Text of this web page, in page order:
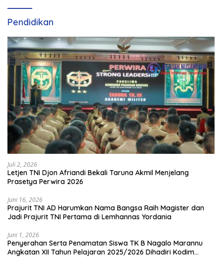
Pendidikan
Juli 2, 2026
Letjen TNI Djon Afriandi Bekali Taruna Akmil Menjelang
Prasetya Perwira 2026
Juni 16, 2026
Prajurit TNI AD Harumkan Nama Bangsa Raih Magister dan
Jadi Prajurit TNI Pertama di Lemhannas Yordania
Juni 1, 2026
Penyerahan Serta Penamatan Siswa TK B Nagalo Marannu
Angkatan XII Tahun Pelajaran 2025/2026 Dihadiri Kodim